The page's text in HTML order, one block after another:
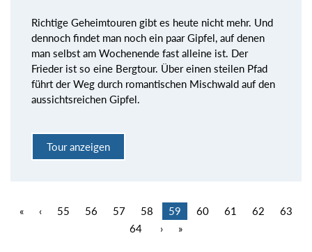
Richtige Geheimtouren gibt es heute nicht mehr. Und
dennoch findet man noch ein paar Gipfel, auf denen
man selbst am Wochenende fast alleine ist. Der
Frieder ist so eine Bergtour. Über einen steilen Pfad
führt der Weg durch romantischen Mischwald auf den
aussichtsreichen Gipfel.
Tour anzeigen
« ‹ 55 56 57 58 59 60 61 62
63
64
› »